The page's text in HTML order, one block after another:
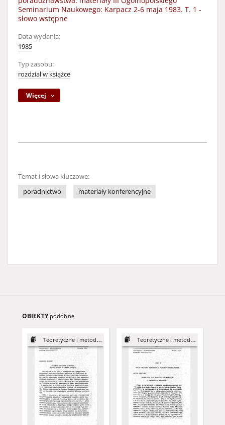
Seminarium Naukowego: Karpacz 2-6 maja 1983. T. 1 -
słowo wstępne
Data wydania:
1985
Typ zasobu:
rozdział w książce
Więcej
Temat i słowa kluczowe:
poradnictwo
materiały konferencyjne
OBIEKTY podobne
Teoretyczne i metodologiczne problemy poradoznawstwa Teoretyczne i metodologiczne problemy poradoznawstwa